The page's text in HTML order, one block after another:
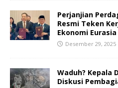
Perjanjian
Resmi Teken
Ekonomi Eurasia
Desember 29, 2025
Waduh? Kepala
Diskusi